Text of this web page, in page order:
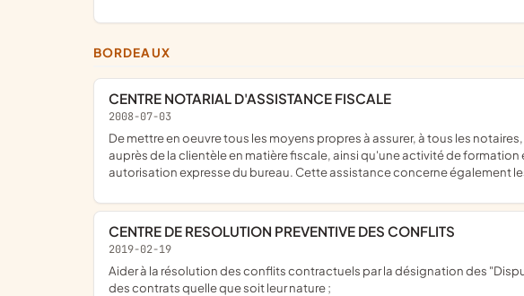
BORDEAUX
CENTRE NOTARIAL D'ASSISTANCE FISCALE
2008-07-03
de mettre en oeuvre tous les moyens propres à assurer, à tous les notaires, individuellement ou collectivement, une assistance dans l'exercice du devoir et de l'activité de conseil
auprès de la clientèle en matière fiscale, ainsi qu'une activité de
autorisation expresse du bureau. Cette assistance concerne également
CENTRE DE RESOLUTION PREVENTIVE DES CONFLITS
2019-02-19
aider à la résolution des conflits contractuels par la désignation des "Dispute Boards" (comités de règlement des différends) dont la mission est de veiller à la bonne exécution
des contrats quelle que soit leur nature ;